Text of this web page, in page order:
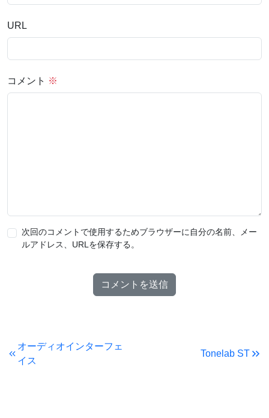
URL
コメント ※
次回のコメントで使用するためブラウザーに自分の名前、メー
ルアドレス、URLを保存する。
オーディオインターフェ
イス
Tonelab ST